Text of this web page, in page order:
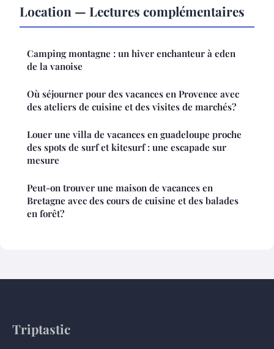
Location — Lectures complémentaires
Camping montagne : un hiver enchanteur à eden
de la vanoise
Où séjourner pour des vacances en Provence avec
des ateliers de cuisine et des visites de marchés?
Louer une villa de vacances en guadeloupe proche
des spots de surf et kitesurf : une escapade sur
mesure
Peut-on trouver une maison de vacances en
Bretagne avec des cours de cuisine et des balades
en forêt?
Triptastic